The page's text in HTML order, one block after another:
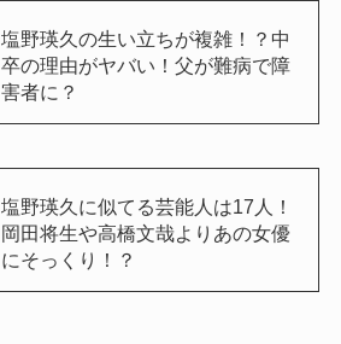
塩野瑛久の生い立ちが複雑！？中
卒の理由がヤバい！父が難病で障
害者に？
塩野瑛久に似てる芸能人は17人！
岡田将生や高橋文哉よりあの女優
にそっくり！？